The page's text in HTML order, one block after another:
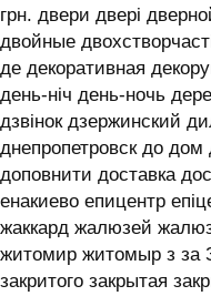
грн. двери двері
двойные
де декоративная
день-ніч день-ночь
дзвінок дзержинский
днепропетровск до
доповнити доставка
енакиево епицентр
жаккард жалюзей
житомир житомыр з за
закритого закрытая